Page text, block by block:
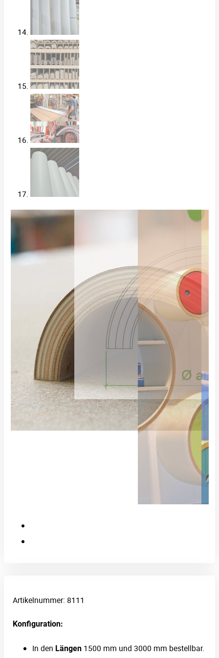
Artikelnummer: 8111
Konfiguration:
In den Längen 1500 mm und 3000 mm bestellbar.